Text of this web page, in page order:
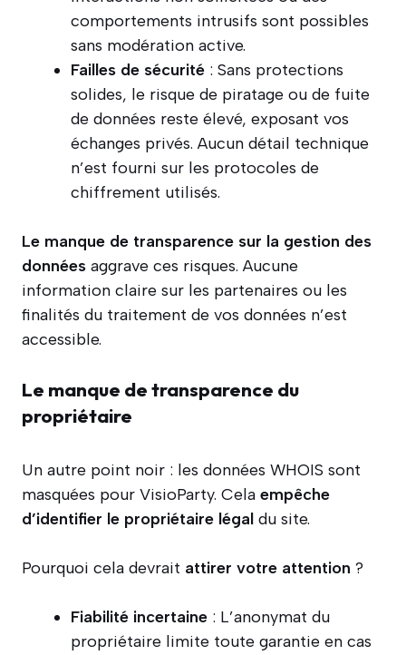
comportements intrusifs sont possibles
sans modération active.
Failles de sécurité : Sans protections
solides, le risque de piratage ou de fuite
de données reste élevé, exposant vos
échanges privés. Aucun détail technique
n’est fourni sur les protocoles de
chiffrement utilisés.
Le manque de transparence sur la gestion des
données aggrave ces risques. Aucune
information claire sur les partenaires ou les
finalités du traitement de vos données n’est
accessible.
Le manque de transparence du
propriétaire
Un autre point noir : les données WHOIS sont
masquées pour VisioParty. Cela empêche
d’identifier le propriétaire légal du site.
Pourquoi cela devrait attirer votre attention ?
Fiabilité incertaine : L’anonymat du
propriétaire limite toute garantie en cas